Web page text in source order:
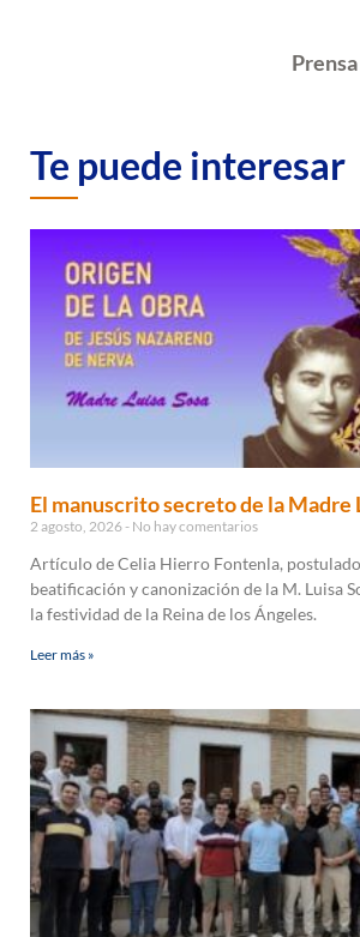
Prensa
Te puede interesar
El manuscrito secreto de la Madre
2 agosto, 2026 No hay comentarios
Artículo de Celia Hierro Fontenla,
beatificación y canonización de la M. Luisa
la festividad de la Reina de los Ángeles.
Leer más »